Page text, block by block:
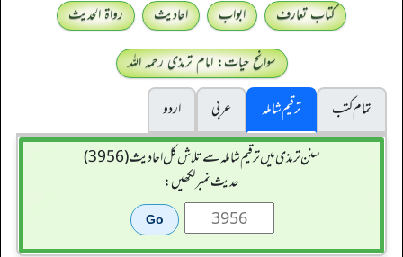
کتاب تعارف ابواب احادیث
رواۃ الحدیث
سوانح حیات: امام ترمذی رحمہ اللہ
تمام کتب
ترقیم شاملہ عربی
اردو
سنن ترمذی میں ترقیم شاملہ سے تلاش کل احادیث (3956)
حدیث نمبر لکھیں: